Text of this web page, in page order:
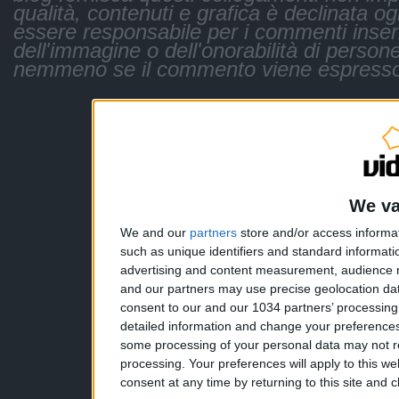
We
We and our partners store and/or access
such as unique identifiers and standard
advertising and content measurement,
and our partners may use precise geolocation
consent to our and our 1034 partners’
detailed information and change your
some processing of your personal data may not
processing. Your preferences will apply to this
consent at any time by returning to this site and
qualità, contenuti e grafica è declinata
essere responsabile per i commenti
dell'immagine o dell'onorabilità di
nemmeno se il commento viene